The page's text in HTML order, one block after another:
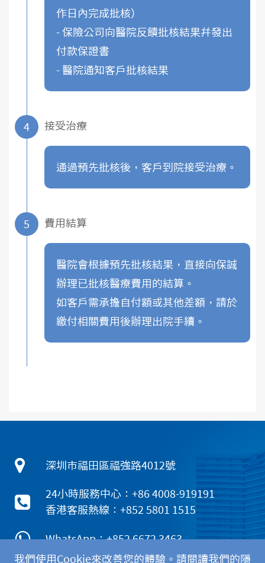
我們使用Cookie來改善您的體驗。請閱讀我們的隱
作日內完成批核）
- 保險公司向醫院反饋批核結果幷發出
付款保證書
- 醫院通知客戶批核結果
4 接受治療
通過預先批核後，客戶到院接受治療。
5 費用結算
醫院會根據預先批核結果，直接向保誠
辦理已批核醫療費用的結算。
如客戶需承擔自付額或其他差額，請於
繳付相關費用後辦理出院手續。
深圳市福田區福強路4012號
24小時服務中心：+86 4008-919191
香港客服熱線：+852 5801 1515
WhatsApp：+852 6672 3463